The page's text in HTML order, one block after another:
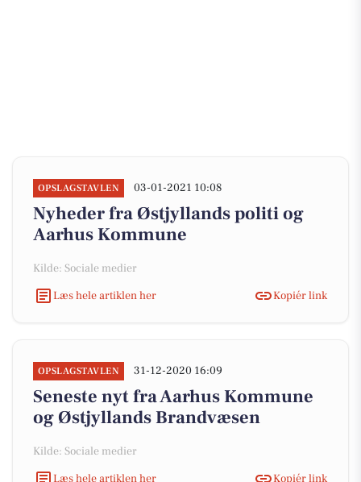
OPSLAGSTAVLEN 03-01-2021 10:08
Nyheder fra Østjyllands politi og
Aarhus Kommune
Kilde: Sociale medier
Læs hele artiklen her
Kopiér link
OPSLAGSTAVLEN 31-12-2020 16:09
Seneste nyt fra Aarhus Kommune
og Østjyllands Brandvæsen
Kilde: Sociale medier
Læs hele artiklen her
Kopiér link